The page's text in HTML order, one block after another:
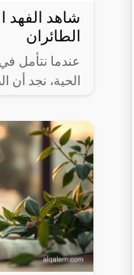
شاهد الفهد
الطائران
عندما نتأمل
الحية، نجد
فيها العطاء